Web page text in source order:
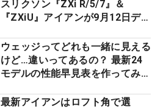
スリクソン『ZXi R/5/7』＆
『ZXiU』アイアンが9月12日デ
ウェッジってどれも一緒に見える
けど…違いってあるの？ 最新24
モデルの性能早見表を作ってみ
最新アイアンはロフト角で選